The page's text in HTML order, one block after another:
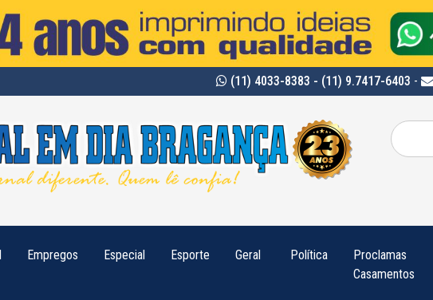
(11) 4033-8383 - (11) 9.7417-6403 -
Pesquisar
por:
Empregos Especial Esporte Geral Política
Proclamas
Casamentos